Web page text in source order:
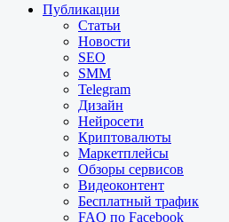
Публикации
Статьи
Новости
SEO
SMM
Telegram
Дизайн
Нейросети
Криптовалюты
Маркетплейсы
Обзоры сервисов
Видеоконтент
Бесплатный трафик
FAQ по Facebook